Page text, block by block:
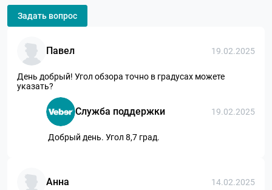
Задать вопрос
Павел 19.02.2025
День добрый! Угол обзора точно в градусах можете
указать?
Служба поддержки 19.02.2025
Добрый день. Угол 8,7 град.
Анна 14.02.2025